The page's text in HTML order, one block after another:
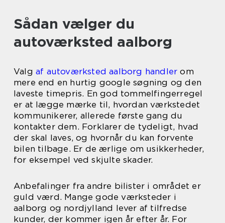
Sådan vælger du
autoværksted aalborg
Valg af autoværksted aalborg handler om
mere end en hurtig google søgning og den
laveste timepris. En god tommelfingerregel
er at lægge mærke til, hvordan værkstedet
kommunikerer, allerede første gang du
kontakter dem. Forklarer de tydeligt, hvad
der skal laves, og hvornår du kan forvente
bilen tilbage. Er de ærlige om usikkerheder,
for eksempel ved skjulte skader.
Anbefalinger fra andre bilister i området er
guld værd. Mange gode værksteder i
aalborg og nordjylland lever af tilfredse
kunder, der kommer igen år efter år. For